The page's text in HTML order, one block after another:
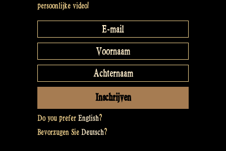
persoonlijke video!
Do you prefer English?
Bevorzugen Sie Deutsch?